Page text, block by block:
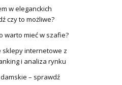
w eleganckich
czy to możliwe?
warto mieć w szafie?
internetowe z
i analiza rynku
– sprawdź